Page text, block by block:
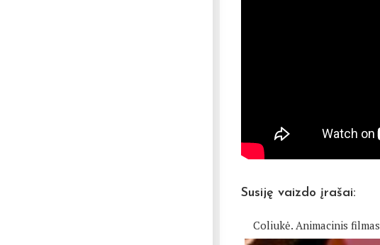
Susiję vaizdo įrašai:
Coliukė. Animacinis filmas